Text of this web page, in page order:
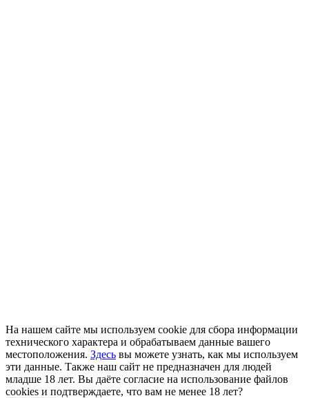
На нашем сайте мы используем cookie для сбора информации
технического характера и обрабатываем данные вашего
местоположения. Здесь вы можете узнать, как мы используем
эти данные. Также наш сайт не предназначен для людей
младше 18 лет. Вы даёте согласие на использование файлов
cookies и подтверждаете, что вам не менее 18 лет?